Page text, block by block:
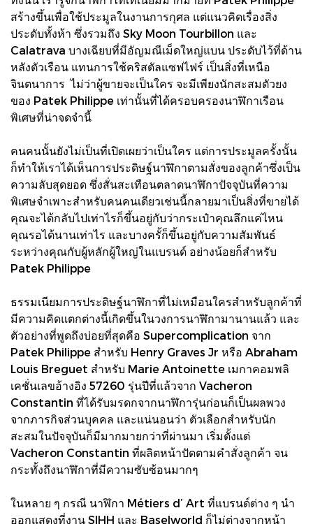
สร้างขึ้นเพื่อใช้ประมูลในงานการกุศล แต่แนวคิดเรื่องสิ่ง
ประดับทั้งห้า ซึ่งรวมถึง Sky Moon Tourbillon และ
Calatrava บางเฉียบที่มีอัญมณีเม็ดใหญ่แบน ประดับไว้ที่ด้าน
หลังตัวเรือน แทนการใช้คริสตัลแซฟไฟร์ เป็นสิ่งที่เหนือ
จินตนาการ ไม่ว่าผู้ขายจะเป็นใคร จะมีเพียงนักสะสมตัวยง
ของ Patek Philippe เท่านั้นที่ได้ครอบครองนาฬิกาเรือน
พิเศษที่น่าจดจำนี้
คนคนนั้นยังไม่เป็นที่เปิดเผยว่าเป็นใคร แต่การประมูลครั้งนั้น
ก็ทำให้เราได้เห็นการประดิษฐ์นาฬิกาตามสั่งของลูกค้าซึ่งเป็น
ความลับสุดยอด ซึ่งสั่นสะเทือนตลาดนาฬิกาปัจจุบันที่ความ
พิเศษจำเพาะสำหรับคนคนเดียวเช่นนี้กลายมาเป็นสิ่งที่ขายได้
คุณจะได้กลับไปเท่าไรก็ขึ้นอยู่กับว่ากระเป๋าคุณลึกแค่ไหน
คุณรอได้นานเท่าไร และบางครั้ก็ขึ้นอยู่กับความสัมพันธ์
ระหว่างคุณกับผู้หลักผู้ใหญ่ในแบรนด์ อย่างน้อยก็สำหรับ
Patek Philippe
ธรรมเนียมการประดิษฐ์นาฬิกาที่ไม่เหมือนใครสำหรับลูกค้าที่
มีความคิดแตกต่างนี้เกิดขึ้นในวงการนาฬิกามานานแล้ว และ
ตัวอย่างที่พูดถึงบ่อยที่สุดคือ Supercomplication จาก
Patek Philippe สำหรับ Henry Graves Jr หรือ Abraham
Louis Breguet สำหรับ Marie Antoinette เมกาคอมพลิ
เคชั่นเลขอ้างอิง 57260 รุ่นปีที่แล้วจาก Vacheron
Constantin ที่ได้รับมรดกจากนาฬิการุ่นก่อนก็เป็นผลพวง
จากภารกิจส่วนบุคคล และแน่นอนว่า ตัวเลือกสำหรับนัก
สะสมในปัจจุบันก็มีมากมายกว่าที่ผ่านมา เริ่มตั้งแต่
Vacheron Constantin ที่ผลิตหน้าปัดตามคำสั่งลูกค้า จน
กระทั้งถึงนาฬิกาที่มีความซับซ้อนมากๆ
ในหลาย ๆ กรณี นาฬิกา Métiers d’ Art ที่แบรนด์ต่าง ๆ นำ
ออกแสดงที่งาน SIHH และ Baselworld ก็ไม่ต่างจากหน้า